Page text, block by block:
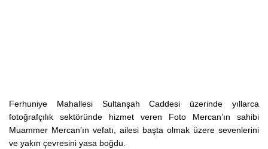
Ferhuniye Mahallesi Sultanşah Caddesi üzerinde yıllarca
fotoğrafçılık sektöründe hizmet veren Foto Mercan’ın sahibi
Muammer Mercan’ın vefatı, ailesi başta olmak üzere sevenlerini
ve yakın çevresini yasa boğdu.